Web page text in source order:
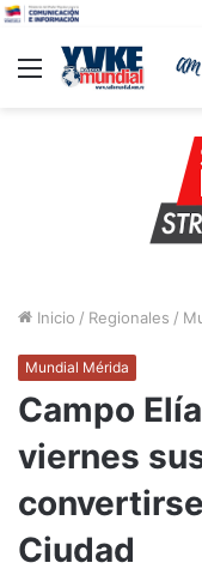
Menu
Inicio / Regionales /
Mundial Mérida
Campo
viernes
Ciudad